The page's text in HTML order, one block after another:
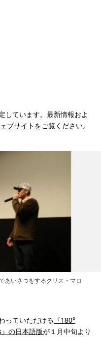
しています。最新情報およ
ブサイト をご覧ください。
あいさつをするクリス・マロ
っていただける 『180°
の日本語版が１月中旬より